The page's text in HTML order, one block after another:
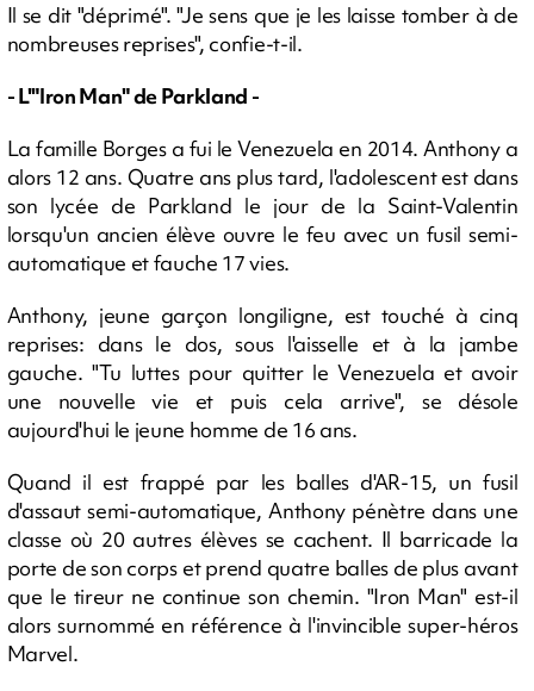
Il se dit "déprimé". "Je sens que je les laisse tomber à de
nombreuses reprises", confie-t-il.
- L'"Iron Man" de Parkland -
La famille Borges a fui le Venezuela en 2014. Anthony a
alors 12 ans. Quatre ans plus tard, l'adolescent est dans
son lycée de Parkland le jour de la Saint-Valentin
lorsqu'un ancien élève ouvre le feu avec un fusil semi-
automatique et fauche 17 vies.
Anthony, jeune garçon longiligne, est touché à cinq
reprises: dans le dos, sous l'aisselle et à la jambe
gauche. "Tu luttes pour quitter le Venezuela et avoir
une nouvelle vie et puis cela arrive", se désole
aujourd'hui le jeune homme de 16 ans.
Quand il est frappé par les balles d'AR-15, un fusil
d'assaut semi-automatique, Anthony pénètre dans une
classe où 20 autres élèves se cachent. Il barricade la
porte de son corps et prend quatre balles de plus avant
que le tireur ne continue son chemin. "Iron Man" est-il
alors surnommé en référence à l'invincible super-héros
Marvel.